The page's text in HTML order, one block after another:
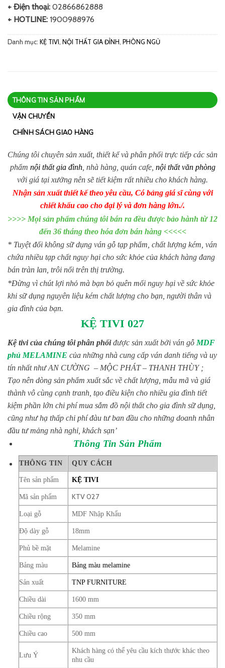
+ Điện thoại: 02866862888
+ HOTLINE: 1900988976
Danh mục: KỆ TIVI , NỘI THẤT GIA ĐÌNH , PHÒNG NGỦ
THÔNG TIN SẢN PHẨM
VẬN CHUYỂN
CHÍNH SÁCH GIAO HÀNG
Chúng tôi chuyên sản xuất, thiết kế và phân phối trực tiếp các sản
phẩm nội thất gia đình, nhà hàng, quán cafe, nội thất văn phòng
với giá tại xưởng nên sẽ tiết kiệm rất nhiều cho khách hàng.
Nhận sản xuất thiết kế theo yêu cầu, Có bảng giá sĩ cùng với
chiết khấu cao cho đại lý và đơn hàng lớn./.
>>>> Mọi sản phẩm chúng tôi bán ra đều được bảo hành từ 12
đến 36 tháng theo hóa đơn bán hàng <<<<<
* Tuyệt đối không sữ dụng ván gỗ tạp phẩm, chất lượng kém, ván
chứa nhiều tạp chất nguy hại cho sức khỏe của khách hàng đang
bán tràn lan, trôi nổi trên thị trường.
*Đừng vì chút lợi nhỏ mà bạn bỏ quên mối nguy hại về sức khỏe
khi sữ dụng nguyên liệu kém chất lượng cho bạn, người thân và
gia đình của bạn.
KỆ TIVI 027
Kệ tivi của chúng tôi phân phốiđược sản xuất bởi ván gỗ MDF
phủ MELAMINE của những nhà cung cấp ván danh tiếng và uy
tín nhất như AN CƯỜNG – MỘC PHÁT – THANH THÙY ;
Tạo nên dòng sản phẩm xuất sắc về chất lượng, mẫu mã và giá
thành vô cùng cạnh tranh, tạo điều kiện cho nhiều gia đình tiết
kiệm phần lớn chi phí mua sắm đồ nội thất cho gia đình sữ dụng,
cũng như hạ thấp chi phí đàu tư ban đầu cho những doanh nhân
đầu tư mảng nhà nghỉ, khách sạn’
Thông TinSản Phẩm
THÔNG TIN QUY CÁCH
Tên sản phẩm KỆ TIVI
Mã sản phẩm KTV 027
Loại gỗ MDF Nhập Khẩu
Độ dày gỗ 18mm
Phủ bề mặt Melamine
Bảng màu Bảng màu melamine
Sản xuất TNP FURNITURE
Chiều dài 1600 mm
Chiều rộng 350 mm
Chiều cao 500 mm
Lưu Ý
Khách hàng có thể yêu cầu kích thước khác theo
nhu cầu